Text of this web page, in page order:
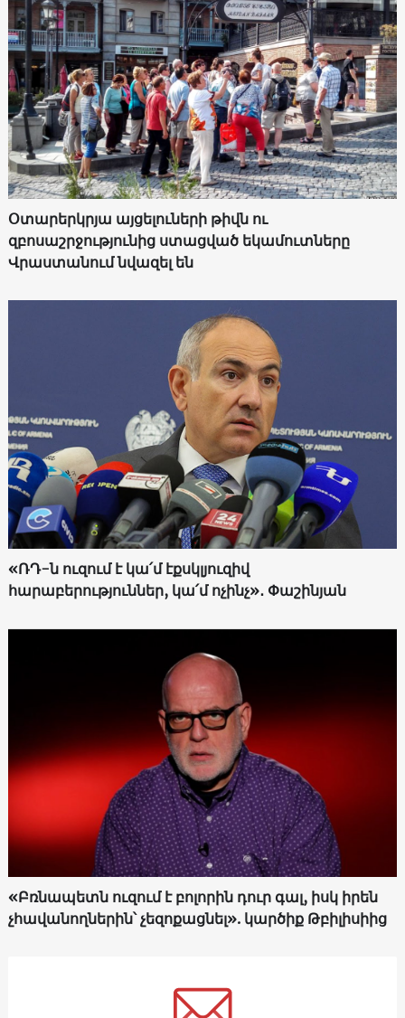
Օտարերկրյա այցելուների թիվն ու
զբոսաշրջությունից ստացված եկամուտները
Վրաստանում նվազել են
«ՌԴ-ն ուզում է կա՛մ էքսկլյուզիվ
հարաբերություններ, կա՛մ ոչինչ»․ Փաշինյան
«Բռնապետն ուզում է բոլորին դուր գալ, իսկ իրեն
չհավանողներին՝ չեզոքացնել». կարծիք Թբիլիսիից